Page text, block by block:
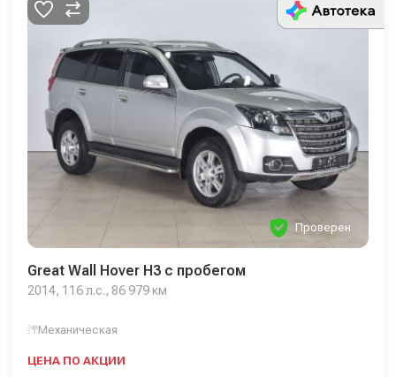
Проверен
Great Wall Hover H3 с пробегом
2014, 116 л.с., 86 979 км
Механическая
ЦЕНА ПО АКЦИИ